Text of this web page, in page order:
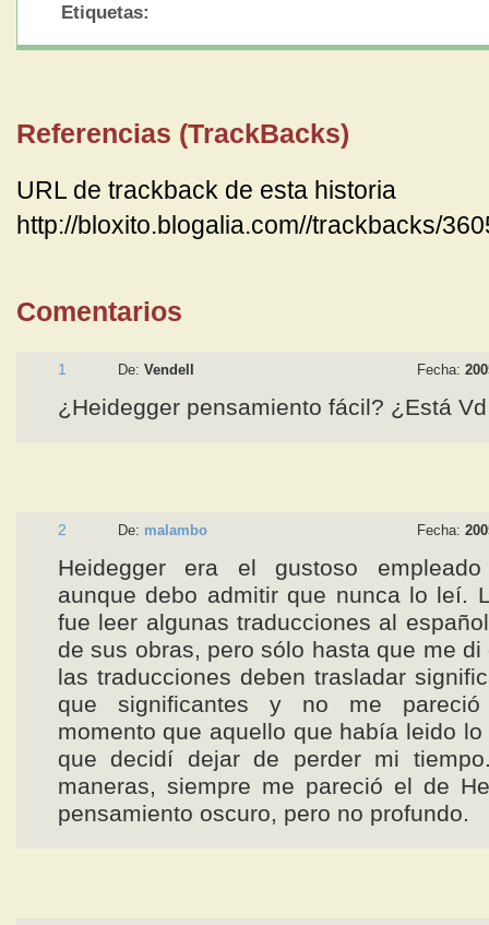
Etiquetas:
Referencias (TrackBacks)
URL de trackback de esta historia
http://bloxito.blogalia.com//trackbacks/
Comentarios
1 De: Vendell Fecha:
¿Heidegger pensamiento fácil? ¿Está
2 De: malambo Fecha:
Heidegger era el gustoso
aunque debo admitir que nunca lo leí.
fue leer algunas traducciones al
de sus obras, pero sólo hasta que me di
las traducciones deben trasladar
que significantes y no me
momento que aquello que había leido
que decidí dejar de perder mi
maneras, siempre me pareció el de
pensamiento oscuro, pero no profundo.